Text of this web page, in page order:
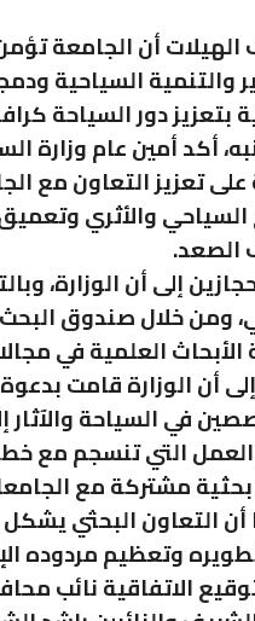
أن الجامعة
والتنمية السياحية
بتعزيز دور السياحة
أكد أمين عام وزارة
تعزيز التعاون مع
السياحي والأثري
الصعد.
إلى أن الوزارة،
ومن خلال صندوق
الأبحاث العلمية في
أن الوزارة قامت
في السياحة
التي تنسجم مع
مشتركة مع
التعاون البحثي
وتعظيم مردوده
الاتفاقية نائب